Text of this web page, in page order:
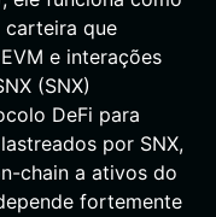
carteira que
e interações
(SNX)
DeFi para
por SNX,
chain a ativos do
fortemente